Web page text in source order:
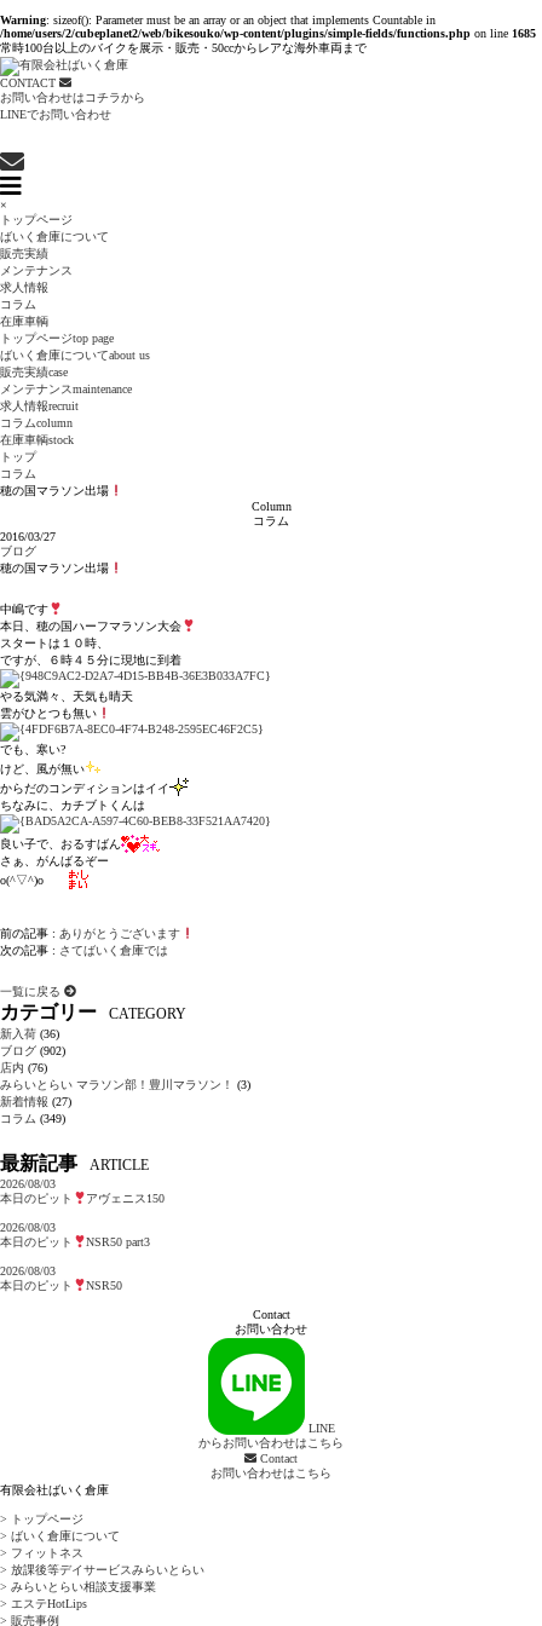
Warning: sizeof(): Parameter must be an array or an object that implements Countable in
/home/users/2/cubeplanet2/web/bikesouko/wp-content/plugins/simple-fields/functions.php on line 1685
常時100台以上のバイクを展示・販売・50ccからレアな海外車両まで
CONTACT
お問い合わせはコチラから
LINEでお問い合わせ
×
トップページ
ばいく倉庫について
販売実績
メンテナンス
求人情報
コラム
在庫車輌
トップページtop page
ばいく倉庫についてabout us
販売実績case
メンテナンスmaintenance
求人情報recruit
コラムcolumn
在庫車輌stock
トップ
コラム
穂の国マラソン出場
Column
コラム
2016/03/27
ブログ
穂の国マラソン出場
中嶋です
本日、穂の国ハーフマラソン大会
スタートは１０時、
ですが、６時４５分に現地に到着
やる気満々、天気も晴天
雲がひとつも無い
でも、寒い?
けど、風が無い
からだのコンディションはイイ
ちなみに、カチブトくんは
良い子で、おるすばん
さぁ、がんばるぞー
o(^▽^)o
前の記事 : ありがとうございます
次の記事 : さてばいく倉庫では
一覧に戻る
カテゴリー CATEGORY
新入荷 (36)
ブログ (902)
店内 (76)
みらいとらい マラソン部！豊川マラソン！
(3)
新着情報 (27)
コラム (349)
最新記事 ARTICLE
2026/08/03
本日のピット
アヴェニス150
2026/08/03
本日のピット
NSR50 part3
2026/08/03
本日のピット
NSR50
Contact
お問い合わせ
LINE
からお問い合わせはこちら
Contact
お問い合わせはこちら
有限会社ばいく倉庫
> トップページ
> ばいく倉庫について
> フィットネス
> 放課後等デイサービスみらいとらい
> みらいとらい相談支援事業
> エステHotLips
> 販売事例